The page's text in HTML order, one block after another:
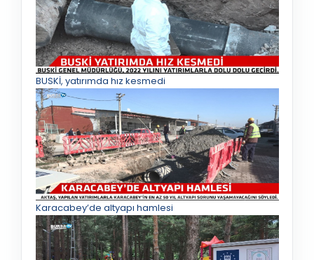
BUSKİ, yatırımda hız kesmedi
Karacabey’de altyapı hamlesi